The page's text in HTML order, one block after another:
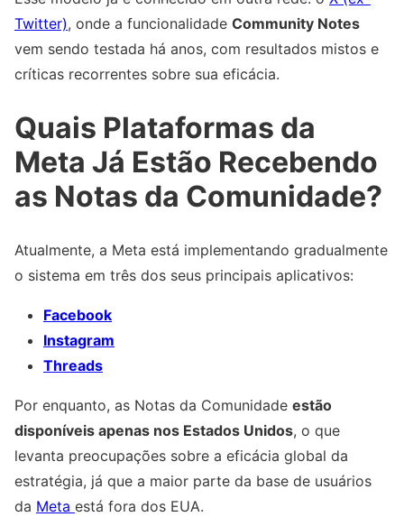
Twitter), onde a funcionalidade Community Notes
vem sendo testada há anos, com resultados mistos e
críticas recorrentes sobre sua eficácia.
Quais Plataformas da
Meta Já Estão Recebendo
as Notas da Comunidade?
Atualmente, a Meta está implementando gradualmente
o sistema em três dos seus principais aplicativos:
Facebook
Instagram
Threads
Por enquanto, as Notas da Comunidade estão
disponíveis apenas nos Estados Unidos, o que
levanta preocupações sobre a eficácia global da
estratégia, já que a maior parte da base de usuários
da Meta está fora dos EUA.